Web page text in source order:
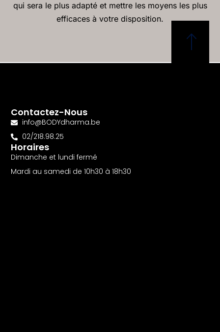
qui sera le plus adapté et mettre les moyens les plus
efficaces à votre disposition.
Contactez-Nous
info@BODYdharma.be
02/218.98.25
Horaires
Dimanche et lundi fermé
Mardi au samedi de 10h30 à 18h30